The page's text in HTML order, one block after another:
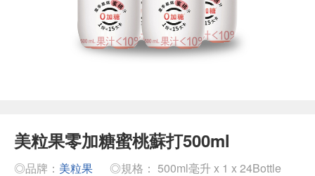
美粒果零加糖蜜桃蘇打500ml
◎品牌： 美粒果
◎規格： 500ml毫升 x 1 x 24Bottle